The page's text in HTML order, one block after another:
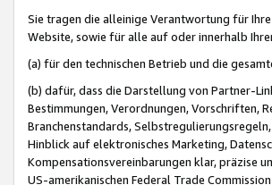
Sie tragen die alleinige Verantwortung für
Website, sowie für alle auf oder innerhalb
(a) für den technischen Betrieb und die
(b) dafür, dass die Darstellung von Partner-
Bestimmungen, Verordnungen, Vorschriften,
Branchenstandards,
Hinblick auf elektronisches Marketing,
Kompensationsvereinbarungen klar, präzise
US-amerikanischen Federal Trade